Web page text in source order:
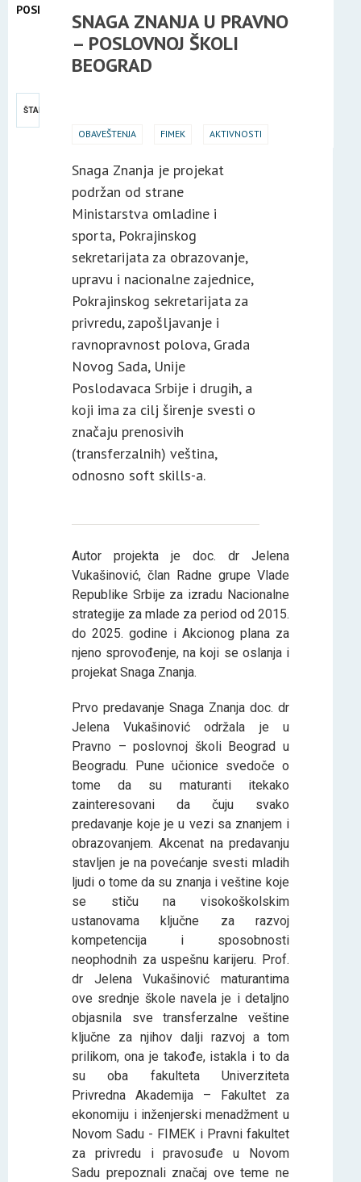
POSETI
ŠTAMPA
SNAGA ZNANJA U PRAVNO
– POSLOVNOJ ŠKOLI
BEOGRAD
OBAVEŠTENJA FIMEK AKTIVNOSTI
Snaga Znanja je projekat
podržan od strane
Ministarstva omladine i
sporta, Pokrajinskog
sekretarijata za obrazovanje,
upravu i nacionalne zajednice,
Pokrajinskog sekretarijata za
privredu, zapošljavanje i
ravnopravnost polova, Grada
Novog Sada, Unije
Poslodavaca Srbije i drugih, a
koji ima za cilj širenje svesti o
značaju prenosivih
(transferzalnih) veština,
odnosno soft skills-a.
Autor projekta je doc. dr Jelena
Vukašinović, član Radne grupe Vlade
Republike Srbije za izradu Nacionalne
strategije za mlade za period od 2015.
do 2025. godine i Akcionog plana za
njeno sprovođenje, na koji se oslanja i
projekat Snaga Znanja.
Prvo predavanje Snaga Znanja doc. dr
Jelena Vukašinović održala je u
Pravno – poslovnoj školi Beograd u
Beogradu. Pune učionice svedoče o
tome da su maturanti itekako
zainteresovani da čuju svako
predavanje koje je u vezi sa znanjem i
obrazovanjem. Akcenat na predavanju
stavljen je na povećanje svesti mladih
ljudi o tome da su znanja i veštine koje
se stiču na visokoškolskim
ustanovama ključne za razvoj
kompetencija i sposobnosti
neophodnih za uspešnu karijeru. Prof.
dr Jelena Vukašinović maturantima
ove srednje škole navela je i detaljno
objasnila sve transferzalne veštine
ključne za njihov dalji razvoj a tom
prilikom, ona je takođe, istakla i to da
su oba fakulteta Univerziteta
Privredna Akademija – Fakultet za
ekonomiju i inženjerski menadžment u
Novom Sadu - FIMEK i Pravni fakultet
za privredu i pravosuđe u Novom
Sadu prepoznali značaj ove teme ne